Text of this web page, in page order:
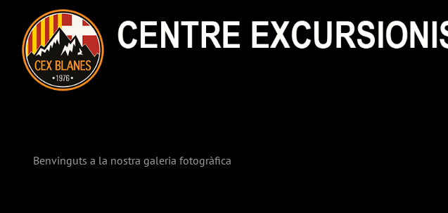
Benvinguts a la nostra galeria fotogràfica